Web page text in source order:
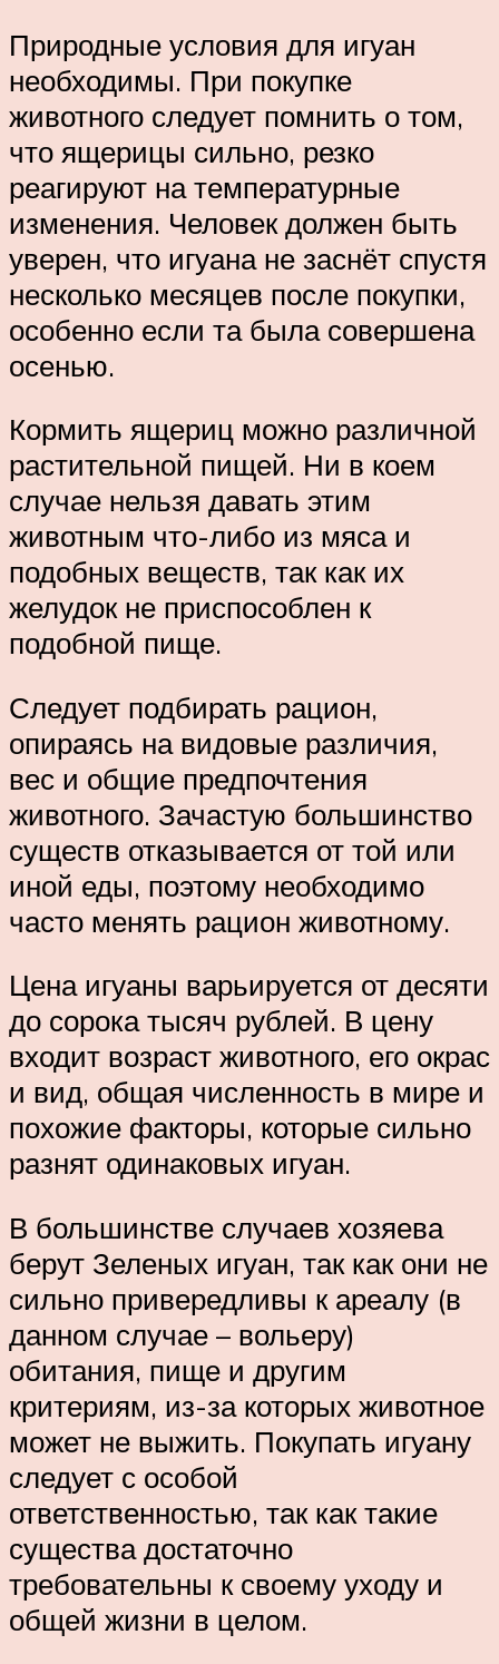
Природные условия для игуан
необходимы. При покупке
животного следует помнить о том,
что ящерицы сильно, резко
реагируют на температурные
изменения. Человек должен быть
уверен, что игуана не заснёт спустя
несколько месяцев после покупки,
особенно если та была совершена
осенью.
Кормить ящериц можно различной
растительной пищей. Ни в коем
случае нельзя давать этим
животным что-либо из мяса и
подобных веществ, так как их
желудок не приспособлен к
подобной пище.
Следует подбирать рацион,
опираясь на видовые различия,
вес и общие предпочтения
животного. Зачастую большинство
существ отказывается от той или
иной еды, поэтому необходимо
часто менять рацион животному.
Цена игуаны варьируется от десяти
до сорока тысяч рублей. В цену
входит возраст животного, его окрас
и вид, общая численность в мире и
похожие факторы, которые сильно
разнят одинаковых игуан.
В большинстве случаев хозяева
берут Зеленых игуан, так как они не
сильно привередливы к ареалу (в
данном случае – вольеру)
обитания, пище и другим
критериям, из-за которых животное
может не выжить. Покупать игуану
следует с особой
ответственностью, так как такие
существа достаточно
требовательны к своему уходу и
общей жизни в целом.